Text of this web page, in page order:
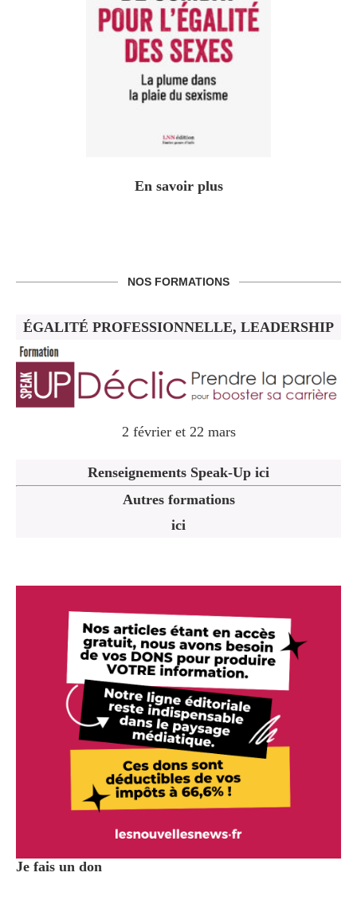
En savoir plus
NOS FORMATIONS
ÉGALITÉ PROFESSIONNELLE, LEADERSHIP
2 février et 22 mars
Renseignements Speak-Up ici
Autres formations
ici
Je fais un don